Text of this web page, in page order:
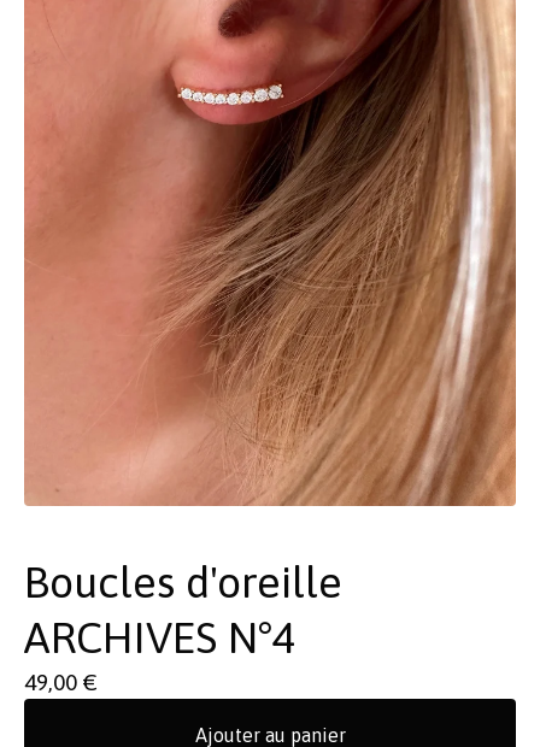
Boucles d'oreille
ARCHIVES N°4
49,00 €
Ajouter au panier